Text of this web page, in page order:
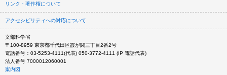
リンク・著作権について
アクセシビリティへの対応について
文部科学省
〒100-8959 東京都千代田区霞が関三丁目2番2号
電話番号：03-5253-4111(代表) 050-3772-4111 (IP 電話代表)
法人番号 7000012060001
案内図